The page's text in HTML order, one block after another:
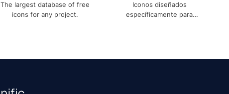
The largest database of free
icons for any project.
Iconos diseñados
específicamente para